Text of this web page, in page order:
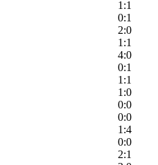
1:1
0:1
2:0
1:1
4:0
0:1
1:1
1:0
0:0
0:0
1:4
0:0
2:1